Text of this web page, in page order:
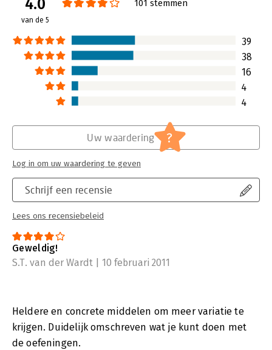
maken en tegemoet willen komen aan de verschillende
wensen en voorkeuren van hun deelnemers.
4.0
van de 5
101 stemmen
39
38
16
4
4
Schrijf een recensie
Lees ons recensiebeleid
Uw waardering ?
Log in om uw waardering te geven
Geweldig!
S.T. van der Wardt | 10 februari 2011
Heldere en concrete middelen om meer variatie te
krijgen. Duidelijk omschreven wat je kunt doen met
de oefeningen.